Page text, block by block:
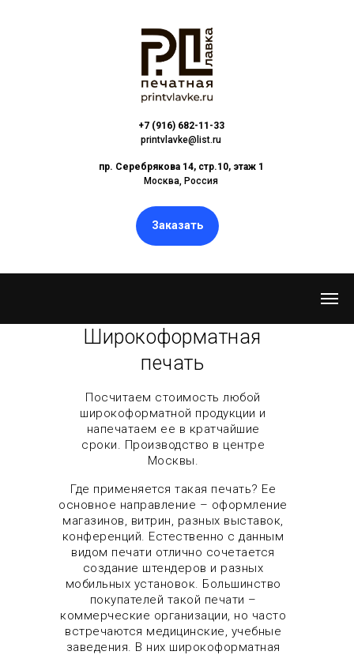
+7 (916) 682-11-33
printvlavke@list.ru
пр. Серебрякова 14, стр.10, этаж 1
Москва, Россия
Заказать
Широкоформатная
печать
Посчитаем стоимость любой
широкоформатной продукции и
напечатаем ее в кратчайшие
сроки. Производство в центре
Москвы.
Где применяется такая печать? Ее
основное направление – оформление
магазинов, витрин, разных выставок,
конференций. Естественно с данным
видом печати отлично сочетается
создание штендеров и разных
мобильных установок. Большинство
покупателей такой печати –
коммерческие организации, но часто
встречаются медицинские, учебные
заведения. В них широкоформатная